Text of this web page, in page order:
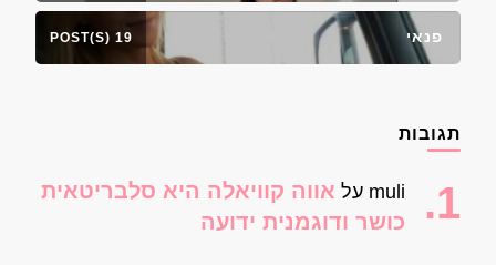
פנאי 19 POST(S)
תגובות
muli על אווה קוויאלה היא סלבריטאית
כושר ודוגמנית ידועה